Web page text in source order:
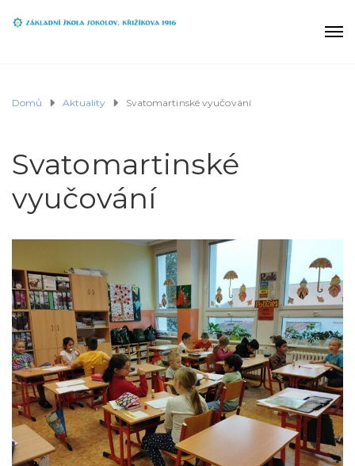
Domů Aktuality Svatomartinské vyučování
Svatomartinské
vyučování